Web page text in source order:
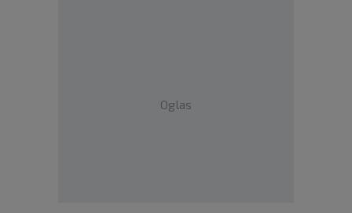
Oglas